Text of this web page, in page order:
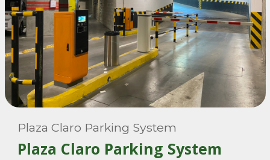
Plaza Claro Parking System
Plaza Claro Parking System